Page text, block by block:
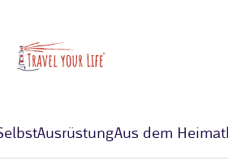
AusrüstungAus dem